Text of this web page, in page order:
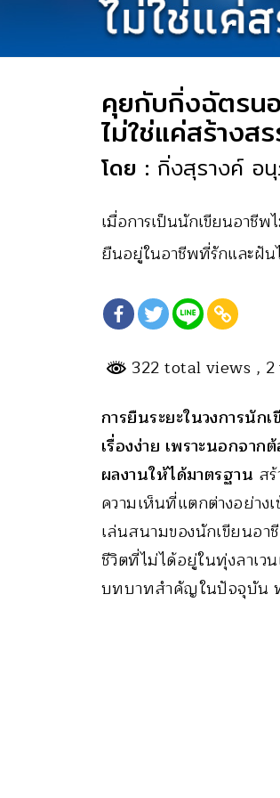
คุยกับกิ่งฉัตรนอ
ไม่ใช่แค่สร้างส
โดย : กิ่งสุรางค์ อ
เมื่อการเป็นนักเขียนอาชีพ
ยืนอยู่ในอาชีพที่รักและฝัน
322 total views ,
การยืนระยะในวงการนั
เรื่องง่าย เพราะนอกจา
ผลงานให้ได้มาตรฐาน ส
ความเห็นที่แตกต่างอย่าง
เล่นสนามของนักเขียนอา
ชีวิตที่ไม่ได้อยู่ในทุ่งลาเว
บทบาทสำคัญในปัจจุบัน ท